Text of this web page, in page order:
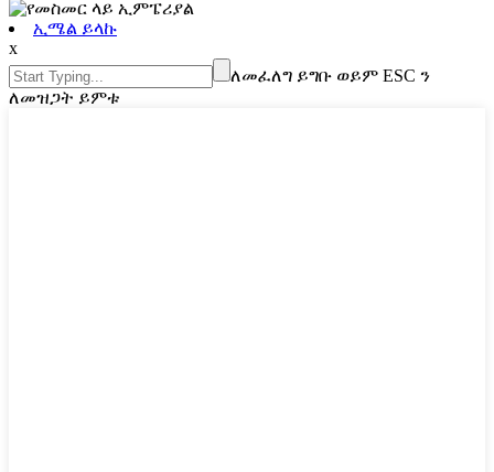
ኢሜል ይላኩ
x
ለመፈለግ ይግቡ ወይም ESC ን
ለመዝጋት ይምቱ